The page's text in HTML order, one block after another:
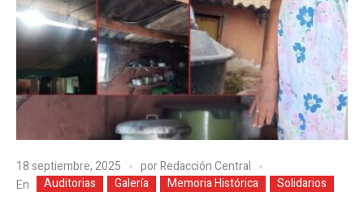
18 septiembre, 2025 porRedacción Central
En
Auditorias Galería Memoria Histórica Solidarios